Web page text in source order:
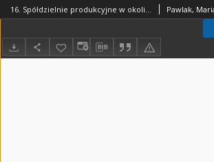
16. Spółdzielnie produkcyjne w okolicy - Marian Pawlak - fragment relacji świadka historii [WIDEO]